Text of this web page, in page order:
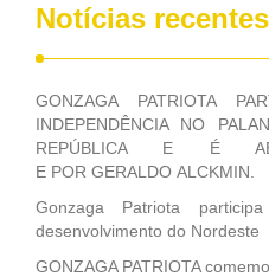
Notícias recentes
GONZAGA PATRIOTA
INDEPENDÊNCIA NO
REPÚBLICA E É
E POR GERALDO ALCKMIN.
Gonzaga Patriota
desenvolvimento do Nordeste
GONZAGA PATRIOTA